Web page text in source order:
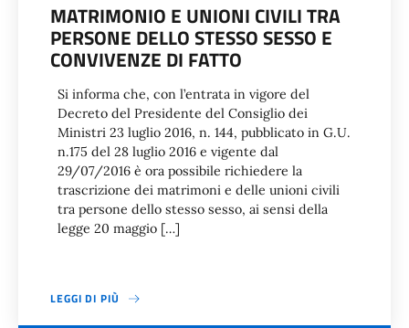
MATRIMONIO E UNIONI CIVILI TRA
PERSONE DELLO STESSO SESSO E
CONVIVENZE DI FATTO
Si informa che, con l’entrata in vigore del
Decreto del Presidente del Consiglio dei
Ministri 23 luglio 2016, n. 144, pubblicato in G.U.
n.175 del 28 luglio 2016 e vigente dal
29/07/2016 è ora possibile richiedere la
trascrizione dei matrimoni e delle unioni civili
tra persone dello stesso sesso, ai sensi della
legge 20 maggio […]
LEGGI DI PIÙ